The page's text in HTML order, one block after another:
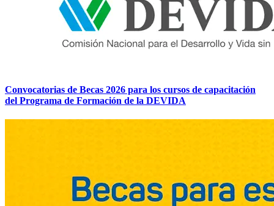
Convocatorias de Becas 2026 para los cursos de capacitación
del Programa de Formación de la DEVIDA